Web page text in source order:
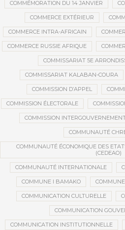
COMMÉMORATION DU 14 JANVIER
COMMERCE EXTÉRIEUR
COMMERCE INTRA-AFRICAIN
COMMERCE RUSSIE AFRIQUE
COMMISSARIAT 5E
COMMISSARIAT KALABAN-COURA
COMMISSION D’APPEL
COMMISSION ÉLECTORALE
COMMISSION
COMMUNAUTÉ
COMMUNAUTÉ ÉCONOMIQUE DES
(CEDEAO)
COMMUNAUTÉ INTERNATIONALE
COMMUNE I BAMAKO
COMMUNICATION CULTURELLE
COMMUNICATION
COMMUNICATION INSTITUTIONNELLE